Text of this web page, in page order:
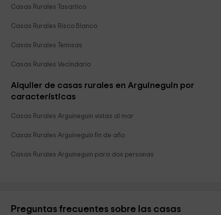
Casas Rurales Tasartico
Casas Rurales Risco Blanco
Casas Rurales Temisas
Casas Rurales Vecindario
Alquiler de casas rurales en Arguineguin por
características
Casas Rurales Arguineguin vistas al mar
Casas Rurales Arguineguin fin de año
Casas Rurales Arguineguin para dos personas
Preguntas frecuentes sobre las casas